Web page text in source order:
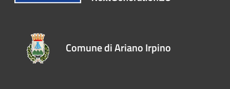
Comune di Ariano Irpino